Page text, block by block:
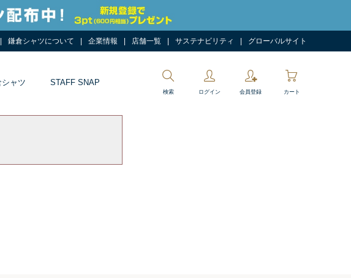
鎌倉シャツについて 企業情報 店舗一覧 サステナビリティ グローバルサイト
ャツ STAFF SNAP
検索 ログイン 会員登録 カート